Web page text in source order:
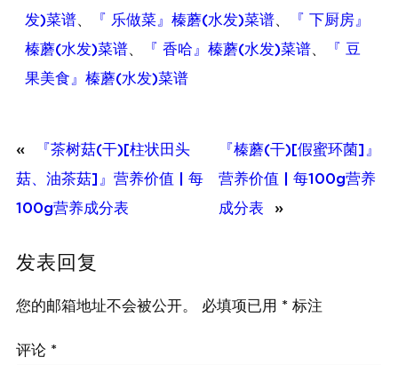
发)菜谱、 『 乐做菜』榛蘑(水发)菜谱、
『 下厨房』
榛蘑(水发)菜谱、 『 香哈』榛蘑(水发)菜谱、
『 豆
果美食』榛蘑(水发)菜谱
«
『茶树菇(干)[柱状田头
菇、油茶菇]』营养价值 | 每
100g营养成分表
『榛蘑(干)[假蜜环菌]』
营养价值 | 每100g营养
成分表
»
发表回复
您的邮箱地址不会被公开。 必填项已用 * 标注
评论 *